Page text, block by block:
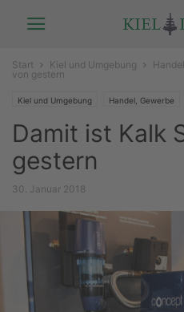
Start Kiel und Umgebung
von gestern
Kiel und Umgebung Handel, Gewerbe
Damit ist Kalk
gestern
30. Januar 2018